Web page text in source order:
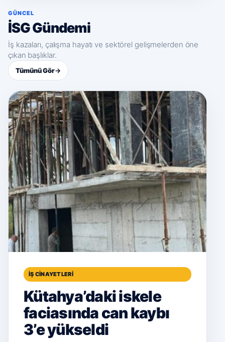
GÜNCEL
İSG Gündemi
İş kazaları, çalışma hayatı ve sektörel gelişmelerden öne
çıkan başlıklar.
Tümünü Gör→
İŞ CINAYETLERI
Kütahya’daki iskele
faciasında can kaybı
3’e yükseldi